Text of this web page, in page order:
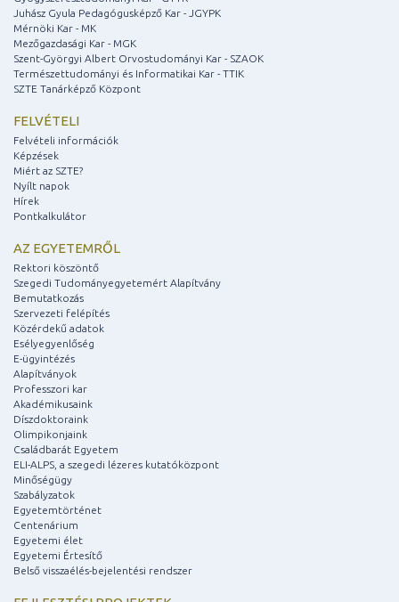
Juhász Gyula Pedagógusképző Kar - JGYPK
Mérnöki Kar - MK
Mezőgazdasági Kar - MGK
Szent-Györgyi Albert Orvostudományi Kar - SZAOK
Természettudományi és Informatikai Kar - TTIK
SZTE Tanárképző Központ
FELVÉTELI
Felvételi információk
Képzések
Miért az SZTE?
Nyílt napok
Hírek
Pontkalkulátor
AZ EGYETEMRŐL
Rektori köszöntő
Szegedi Tudományegyetemért Alapítvány
Bemutatkozás
Szervezeti felépítés
Közérdekű adatok
Esélyegyenlőség
E-ügyintézés
Alapítványok
Professzori kar
Akadémikusaink
Díszdoktoraink
Olimpikonjaink
Családbarát Egyetem
ELI-ALPS, a szegedi lézeres kutatóközpont
Minőségügy
Szabályzatok
Egyetemtörténet
Centenárium
Egyetemi élet
Egyetemi Értesítő
Belső visszaélés-bejelentési rendszer